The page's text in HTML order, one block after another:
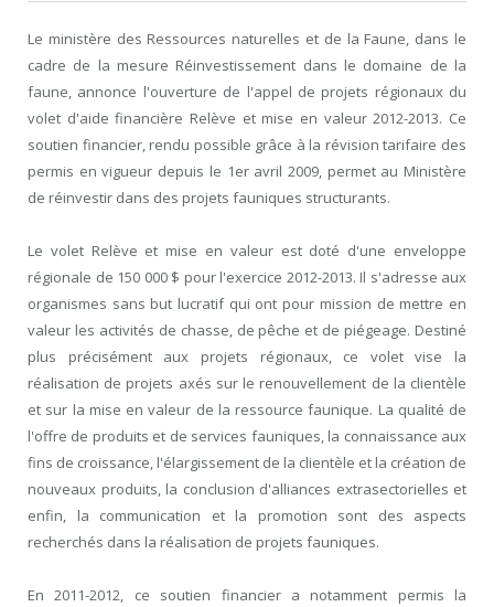
Le ministère des Ressources naturelles et de la Faune, dans le
cadre de la mesure Réinvestissement dans le domaine de la
faune, annonce l'ouverture de l'appel de projets régionaux du
volet d'aide financière Relève et mise en valeur 2012-2013. Ce
soutien financier, rendu possible grâce à la révision tarifaire des
permis en vigueur depuis le 1er avril 2009, permet au Ministère
de réinvestir dans des projets fauniques structurants.
Le volet Relève et mise en valeur est doté d'une enveloppe
régionale de 150 000 $ pour l'exercice 2012-2013. Il s'adresse aux
organismes sans but lucratif qui ont pour mission de mettre en
valeur les activités de chasse, de pêche et de piégeage. Destiné
plus précisément aux projets régionaux, ce volet vise la
réalisation de projets axés sur le renouvellement de la clientèle
et sur la mise en valeur de la ressource faunique. La qualité de
l'offre de produits et de services fauniques, la connaissance aux
fins de croissance, l'élargissement de la clientèle et la création de
nouveaux produits, la conclusion d'alliances extrasectorielles et
enfin, la communication et la promotion sont des aspects
recherchés dans la réalisation de projets fauniques.
En 2011-2012, ce soutien financier a notamment permis la